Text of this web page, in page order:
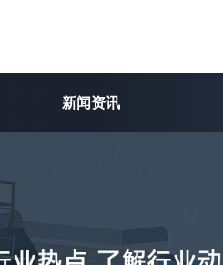
新闻资讯